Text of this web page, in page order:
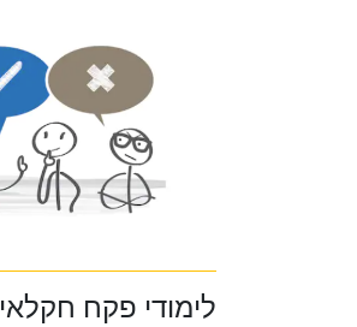
לימודי פקח חקלאי